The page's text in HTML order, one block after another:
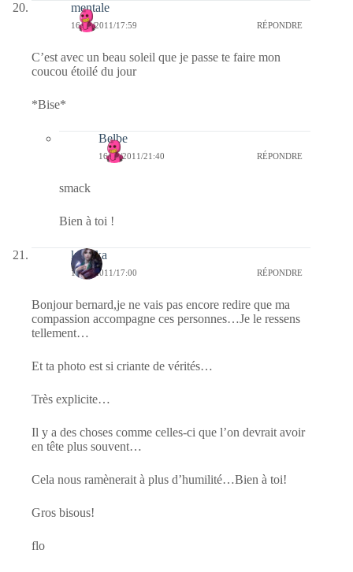
mentale
16/02/2011/17:59 RÉPONDRE
C’est avec un beau soleil que je passe te faire mon
coucou étoilé du jour
*Bise*
Belbe
16/02/2011/21:40 RÉPONDRE
smack
Bien à toi !
kalinka
16/02/2011/17:00 RÉPONDRE
Bonjour bernard,je ne vais pas encore redire que ma
compassion accompagne ces personnes…Je le ressens
tellement…
Et ta photo est si criante de vérités…
Très explicite…
Il y a des choses comme celles-ci que l’on devrait avoir
en tête plus souvent…
Cela nous ramènerait à plus d’humilité…Bien à toi!
Gros bisous!
flo